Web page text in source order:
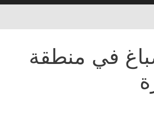
في منطقة